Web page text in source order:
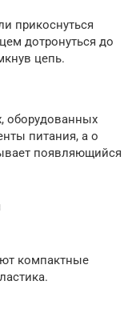
прикоснуться
дотронуться до
цепь.
оборудованных
питания, а о
появляющийся
компактные